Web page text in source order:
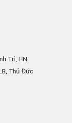
Trì, HN
Thủ Đức